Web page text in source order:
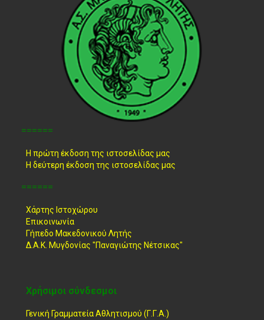
======
Η πρώτη έκδοση της ιστοσελίδας μας
Η δεύτερη έκδοση της ιστοσελίδας μας
======
Χάρτης Ιστοχώρου
Επικοινωνία
Γήπεδο Μακεδονικού Λητής
Δ.Α.Κ. Μυγδονίας "Παναγιώτης Νέτσικας"
Χρήσιμοι σύνδεσμοι
Γενική Γραμματεία Αθλητισμού (Γ.Γ.Α.)